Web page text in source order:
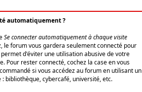
automatiquement ?
Se connecter automatiquement à chaque visite
le forum vous gardera seulement connecté pour
d'éviter une utilisation abusive de votre
Pour rester connecté, cochez la case en vous
si vous accédez au forum en utilisant un
bibliothèque, cybercafé, université, etc.